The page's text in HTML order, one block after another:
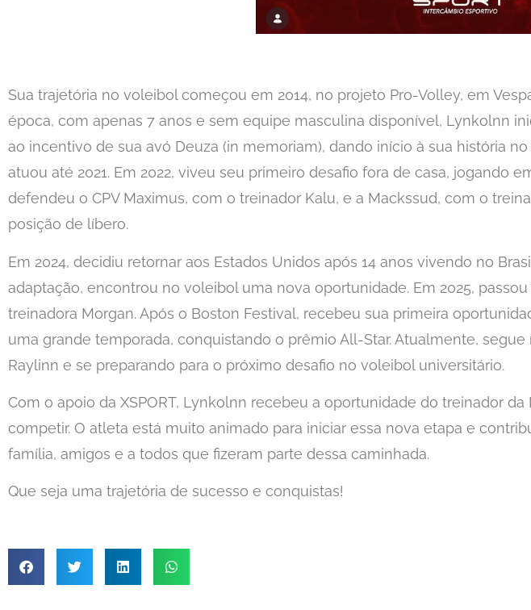
Sua trajetória no voleibol começou em 2014, no projeto Pro-Volley, em
época, com apenas 7 anos e sem equipe masculina disponível, Lynkolnn
ao incentivo de sua avó Deuza (in memoriam), dando início à sua história
atuou até 2021. Em 2022, viveu seu primeiro desafio fora de casa, jogando
defendeu o CPV Maximus, com o treinador Kalu, e a Mackssud, com o
posição de líbero.
Em 2024, decidiu retornar aos Estados Unidos após 14 anos vivendo no
adaptação, encontrou no voleibol uma nova oportunidade. Em 2025,
treinadora Morgan. Após o Boston Festival, recebeu sua primeira
uma grande temporada, conquistando o prêmio All-Star. Atualmente,
Raylinn e se preparando para o próximo desafio no voleibol universitário.
Com o apoio da XSPORT, Lynkolnn recebeu a oportunidade do treinador
competir. O atleta está muito animado para iniciar essa nova etapa e
família, amigos e a todos que fizeram parte dessa caminhada.
Que seja uma trajetória de sucesso e conquistas!